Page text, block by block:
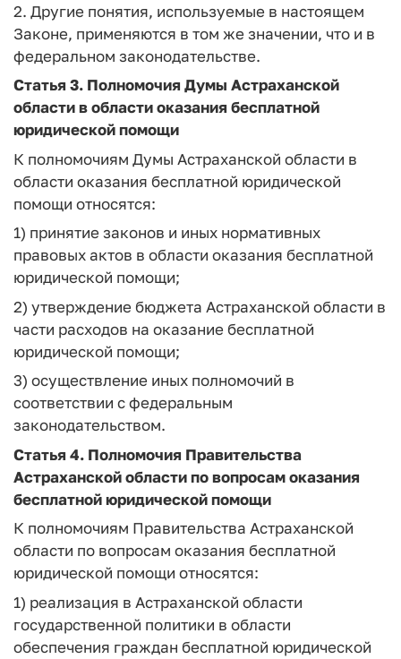
2. Другие понятия, используемые в настоящем
Законе, применяются в том же значении, что и в
федеральном законодательстве.
Статья 3. Полномочия Думы Астраханской
области в области оказания бесплатной
юридической помощи
К полномочиям Думы Астраханской области в
области оказания бесплатной юридической
помощи относятся:
1) принятие законов и иных нормативных
правовых актов в области оказания бесплатной
юридической помощи;
2) утверждение бюджета Астраханской области в
части расходов на оказание бесплатной
юридической помощи;
3) осуществление иных полномочий в
соответствии с федеральным
законодательством.
Статья 4. Полномочия Правительства
Астраханской области по вопросам оказания
бесплатной юридической помощи
К полномочиям Правительства Астраханской
области по вопросам оказания бесплатной
юридической помощи относятся:
1) реализация в Астраханской области
государственной политики в области
обеспечения граждан бесплатной юридической